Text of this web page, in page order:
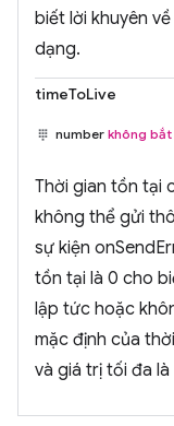
biết lời khuyên
dạng.
timeToLive
number không
Thời gian tồn tại
không thể gửi
sự kiện
tồn tại là 0 cho
lập tức hoặc
mặc định của
và giá trị tối đa là